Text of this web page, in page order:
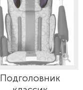
Подголовник